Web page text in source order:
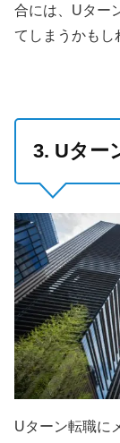
合には、Uター
てしまうかもし
3. Uター
Uターン転職に